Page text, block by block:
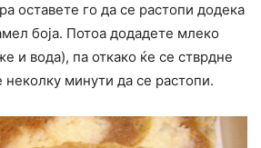
оставете го да се растопи додека
боја. Потоа додадете млеко
и вода), па откако ќе се стврдне
неколку минути да се растопи.